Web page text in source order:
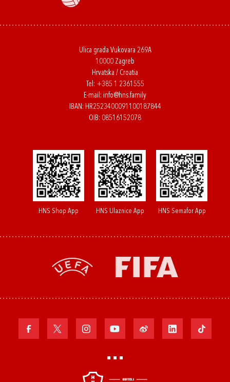
Ulica grada Vukovara 269A
10000 Zagreb
Hrvatska / Croatia
Tel: +385 1 2361555
E-mail: info@hns.family
IBAN: HR2523400091100187844
OIB: 08516152078
HNS Shop App HNS Ulaznice App HNS Semafor App